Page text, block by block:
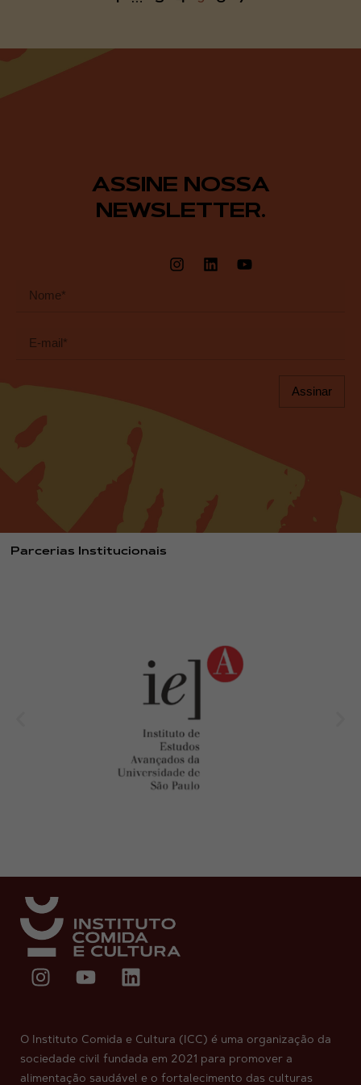
ASSINE NOSSA
NEWSLETTER.
Assinar
Parcerias Institucionais
O Instituto Comida e Cultura (ICC) é uma organização da
sociedade civil fundada em 2021 para promover a
alimentação saudável e o fortalecimento das culturas